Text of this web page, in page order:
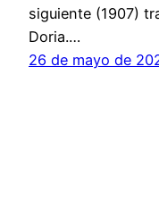
siguiente (1907)
Doria.…
26 de mayo de